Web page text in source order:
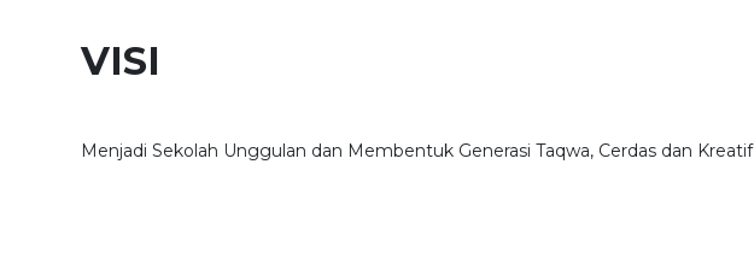
VISI
Menjadi Sekolah Unggulan dan Membentuk Generasi Taqwa, Cerdas dan Kreatif